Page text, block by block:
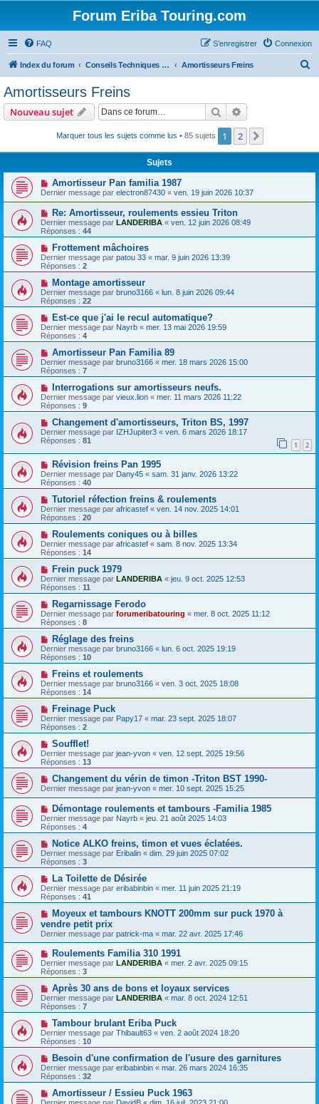
Forum Eriba Touring.com
FAQ Connexion
S’enregistrer
Index du forum Conseils Techniques Accessoires & Modifications Amortisseurs Freins
e
Amortisseurs Freins
Nouveau sujet Rechercher
Marquer tous les sujets comme lus • 85 sujets 1 2
Sujets
Amortisseur Pan familia 1987
Dernier message par electron87430 « ven. 19 juin 2026 10:37
Re: Amortisseur, roulements essieu Triton
Dernier message par LANDERIBA « ven. 12 juin 2026 08:49
Réponses : 44
Frottement mâchoires
Dernier message par patou 33 « mar. 9 juin 2026 13:39
Réponses : 2
Montage amortisseur
Dernier message par bruno3166 « lun. 8 juin 2026 09:44
Réponses : 22
Est-ce que j'ai le recul automatique?
Dernier message par Nayrb « mer. 13 mai 2026 19:59
Réponses : 4
Amortisseur Pan Familia 89
Dernier message par bruno3166 « mer. 18 mars 2026 15:00
Réponses : 7
Interrogations sur amortisseurs neufs.
Dernier message par vieux.lion « mer. 11 mars 2026 11:22
Réponses : 9
Changement d'amortisseurs, Triton BS, 1997
Dernier message par IZHJupiter3 « ven. 6 mars 2026 18:17
Réponses : 81 1 2
Révision freins Pan 1995
Dernier message par Dany45 « sam. 31 janv. 2026 13:22
Réponses : 40
Tutoriel réfection freins & roulements
Dernier message par africastef « ven. 14 nov. 2025 14:01
Réponses : 20
Roulements coniques ou à billes
Dernier message par africastef « sam. 8 nov. 2025 13:34
Réponses : 14
Frein puck 1979
Dernier message par LANDERIBA « jeu. 9 oct. 2025 12:53
Réponses : 11
Regarnissage Ferodo
Dernier message par forumeribatouring « mer. 8 oct. 2025 11:12
Réponses : 8
Réglage des freins
Dernier message par bruno3166 « lun. 6 oct. 2025 19:19
Réponses : 10
Freins et roulements
Dernier message par bruno3166 « ven. 3 oct. 2025 18:08
Réponses : 14
Freinage Puck
Dernier message par Papy17 « mar. 23 sept. 2025 18:07
Réponses : 2
Soufflet!
Dernier message par jean-yvon « ven. 12 sept. 2025 19:56
Réponses : 13
Changement du vérin de timon -Triton BST 1990-
Dernier message par jean-yvon « mer. 10 sept. 2025 15:25
Démontage roulements et tambours -Familia 1985
Dernier message par Nayrb « jeu. 21 août 2025 14:03
Réponses : 4
Notice ALKO freins, timon et vues éclatées.
Dernier message par Eribalin « dim. 29 juin 2025 07:02
Réponses : 3
La Toilette de Désirée
Dernier message par eribabinbin « mer. 11 juin 2025 21:19
Réponses : 41
Moyeux et tambours KNOTT 200mm sur puck 1970 à
vendre petit prix
Dernier message par patrick-ma « mar. 22 avr. 2025 17:46
Roulements Familia 310 1991
Dernier message par LANDERIBA « mer. 2 avr. 2025 09:15
Réponses : 3
Après 30 ans de bons et loyaux services
Dernier message par LANDERIBA « mar. 8 oct. 2024 12:51
Réponses : 7
Tambour brulant Eriba Puck
Dernier message par Thibault63 « ven. 2 août 2024 18:20
Réponses : 10
Besoin d'une confirmation de l'usure des garnitures
Dernier message par eribabinbin « mar. 26 mars 2024 16:35
Réponses : 32
Amortisseur / Essieu Puck 1963